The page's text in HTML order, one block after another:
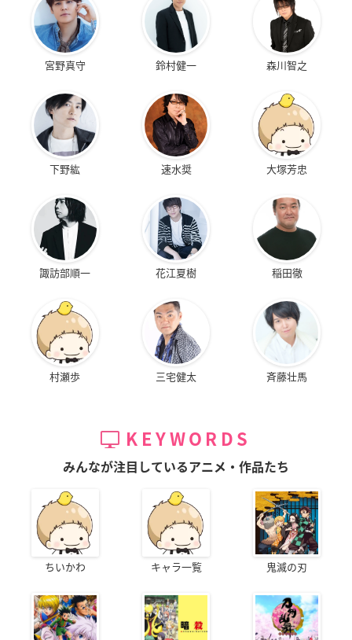
宮野真守 鈴村健一 森川智之
下野紘 速水奨 大塚芳忠
諏訪部順一 花江夏樹 稲田徹
村瀬歩 三宅健太 斉藤壮馬
KEYWORDS
みんなが注目しているアニメ・作品たち
ちいかわ キャラ一覧 鬼滅の刃